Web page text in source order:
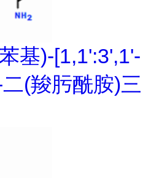
基)-[1,1':3',1'-
(羧肟酰胺)三